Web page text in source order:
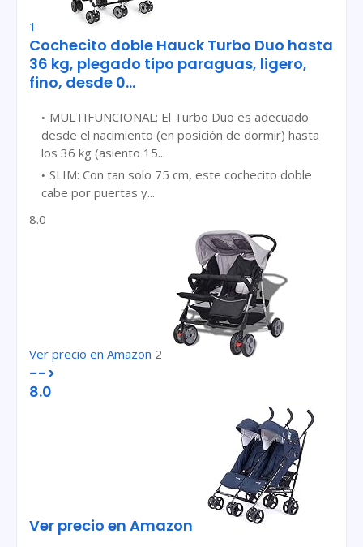
1
Cochecito doble Hauck Turbo Duo hasta
36 kg, plegado tipo paraguas, ligero,
fino, desde 0...
MULTIFUNCIONAL: El Turbo Duo es adecuado
desde el nacimiento (en posición de dormir) hasta
los 36 kg (asiento 15...
SLIM: Con tan solo 75 cm, este cochecito doble
cabe por puertas y...
8.0
Ver precio en Amazon 2
-->
8.0
Ver precio en Amazon